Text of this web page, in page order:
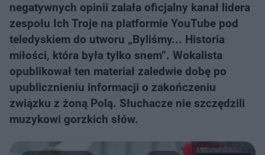
negatywnych opinii zalała oficjalny kanał lidera
zespołu Ich Troje na platformie YouTube pod
teledyskiem do utworu „Byliśmy... Historia
miłości, która była tylko snem”. Wokalista
opublikował ten materiał zaledwie dobę po
upublicznieniu informacji o zakończeniu
związku z żoną Polą. Słuchacze nie szczędzili
muzykowi gorzkich słów.